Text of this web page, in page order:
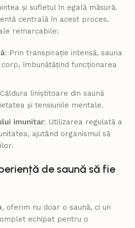
și sufletul în egală măsură.
centrală în acest proces,
remarcabile:
: Prin transpirație intensă, sauna
îmbunătățind funcționarea
liniștitoare din saună
și tensiunile mentale.
imunitar: Utilizarea regulată a
ajutând organismul să
de saună să fie
, oferim nu doar o saună, ci un
echipat pentru o